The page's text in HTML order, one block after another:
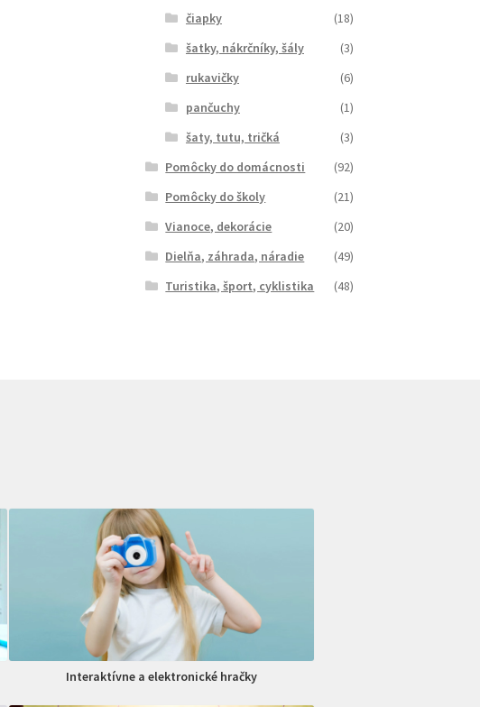
čiapky
(18)
šatky, nákrčníky, šály
(3)
rukavičky
(6)
pančuchy
(1)
šaty, tutu, tričká
(3)
Pomôcky do domácnosti
(92)
Pomôcky do školy
(21)
Vianoce, dekorácie
(20)
Dielňa, záhrada, náradie
(49)
Turistika, šport, cyklistika
(48)
Interaktívne a elektronické hračky